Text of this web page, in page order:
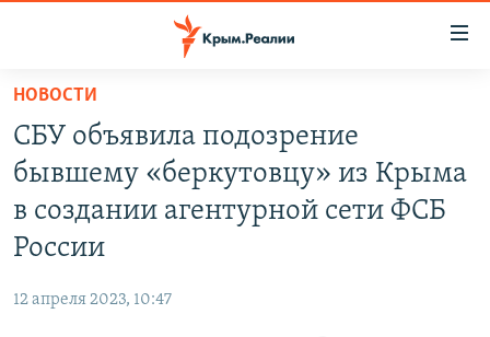
Вернуться
основному
содержанию
главной
Вернутся
НОВОСТИ
СПЕЦПРОЕКТЫ
ИСТОРИЯ
ИНТЕРАКТИВ
РАДІО СВОБОДА
НОВОСТИ
СБУ объявила подозрение
бывшему «беркутовцу» из Крыма
в создании агентурной сети ФСБ
России
12 апреля 2023, 10:47